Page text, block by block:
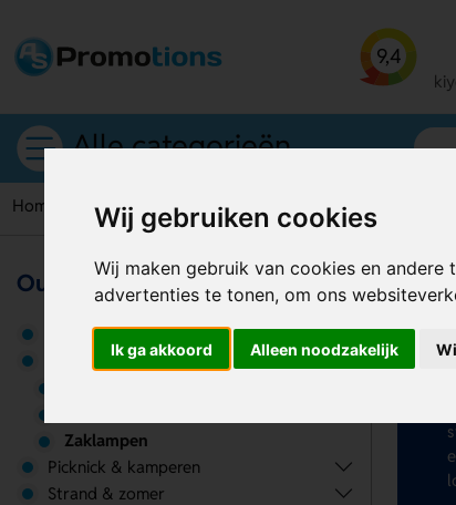
Wij gebruiken cookies
Wij maken gebruik van cookies en
advertenties te tonen, om ons
Ik ga akkoord Alleen noodzakelijk
9,4
Alle categorieën
Home Zaklampen
Outdoor & tuin
Gereedschappen & tools
Zaklampen
Picknick & kamperen
Strand & zomer